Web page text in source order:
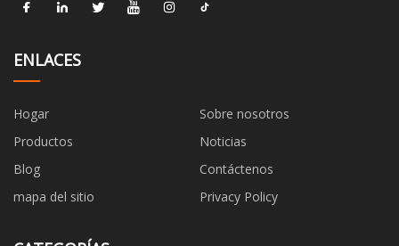
ENLACES
Hogar
Sobre nosotros
Productos
Noticias
Blog
Contáctenos
mapa del sitio
Privacy Policy